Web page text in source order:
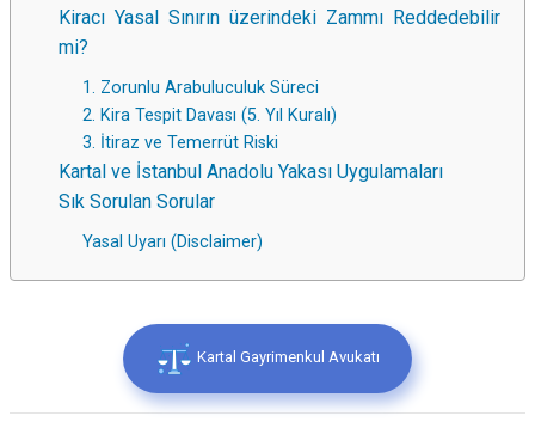
Kiracı Yasal Sınırın üzerindeki Zammı Reddedebilir
mi?
1. Zorunlu Arabuluculuk Süreci
2. Kira Tespit Davası (5. Yıl Kuralı)
3. İtiraz ve Temerrüt Riski
Kartal ve İstanbul Anadolu Yakası Uygulamaları
Sık Sorulan Sorular
Yasal Uyarı (Disclaimer)
Kartal Gayrimenkul Avukatı